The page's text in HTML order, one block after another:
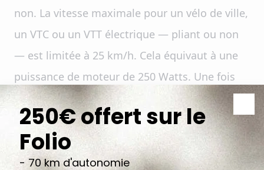
non. La vitesse maximale pour un vélo de ville,
un VTC ou un VTT électrique — pliant ou non
— est limitée à 25 km/h. Cela équivaut à une
puissance de moteur de 250 Watts. Une fois
cette limite atteinte, l’assistance électrique se
coupe automatiquement.
Néanmoins, rappelons que cette vitesse